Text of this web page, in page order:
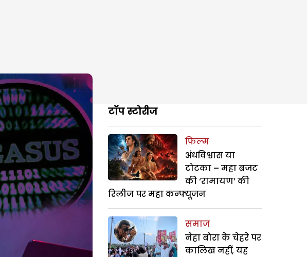
टॉप स्टोरीज
फिल्म
अंधविश्वास या
टोटका – महा बजट
की ‘रामायण’ की
रिलीज पर महा कन्फ्यूजन
समाज
नेहा बोरा के चेहरे पर
कालिख नहीं, यह